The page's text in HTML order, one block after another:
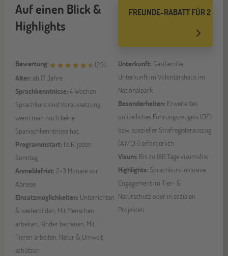
FREUNDE-RABATT FÜR 2
Auf einen Blick &
Highlights
Bewertung: (23)
Alter: ab 17 Jahre
Sprachkenntnisse: 4 Wochen
Sprachkurs sind Voraussetzung,
wenn man noch keine
Spanischkenntnisse hat.
Programmstart: I.d.R. jeden
Sonntag
Anmeldefrist: 2-3 Monate vor
Abreise
Einsatzmöglichkeiten: Unterrichten
& weiterbilden, Mit Menschen
arbeiten, Kinder betreuen, Mit
Tieren arbeiten, Natur & Umwelt
schützen
Unterkunft: Gastfamilie,
Unterkunft im Volontärshaus im
Nationalpark
Besonderheiten: Erweitertes
polizeiliches Führungszeugnis (DE)
bzw. spezieller Strafregisterauszug
(AT/CH) erforderlich
Visum: Bis zu 180 Tage visumsfrei
Highlights: Sprachkurs inklusive,
Engagement im Tier- &
Naturschutz oder in sozialen
Projekten